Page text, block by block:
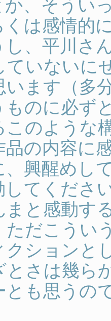
か、そうい
くは感情的
し、平川さ
ていないに
います（多
ものに必ず
このような
品の内容に
、興醒めし
してくださ
まと感動す
ただこうい
クションと
とさは幾ら
とも思うの